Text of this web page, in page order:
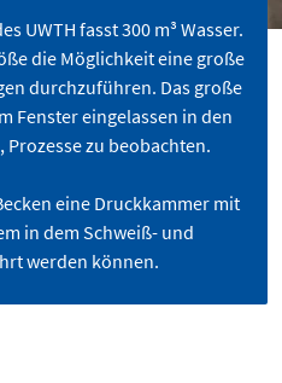
UWTH fasst 300 m³ Wasser.
die Möglichkeit eine große
durchzuführen. Das große
Fenster eingelassen in den
zu beobachten.
eine Druckkammer mit
in dem Schweiß- und
werden können.